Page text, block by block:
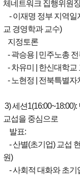
체네트워크 집행위원
- 이재명 정부 지역일
교 경영학과 교수)
지정토론
- 곽승용 | 민주노총
- 차유미 | 한신대학교
- 노현정 | 전북특별
3) 세션
교섭을 중심으로
발표:
- 산별(초기업) 교섭
원)
- 사회적 대화와 초기